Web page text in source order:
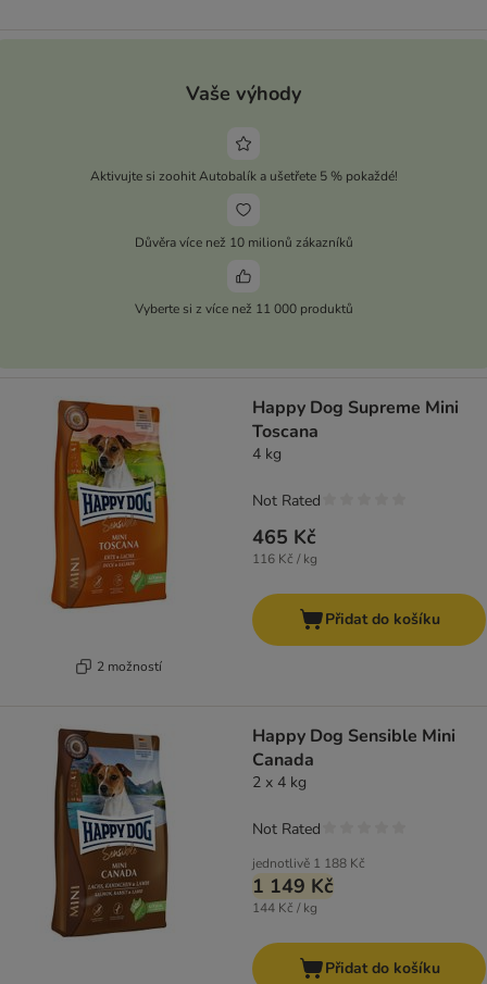
Vaše výhody
Aktivujte si zoohit Autobalík a ušetřete 5 % pokaždé!
Důvěra více než 10 milionů zákazníků
Vyberte si z více než 11 000 produktů
2 možností
Happy Dog Supreme Mini
Toscana
4 kg
465 Kč
116 Kč / kg
Not Rated
Přidat do košíku
Happy Dog Sensible Mini
Canada
2 x 4 kg
jednotlivě 1 188 Kč
1 149 Kč
144 Kč / kg
Not Rated
Přidat do košíku